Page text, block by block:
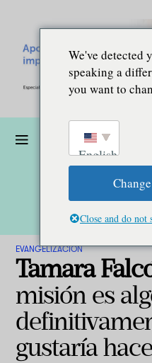
EVANGELIZACIÓN
Tamara
misión es
gustaría
We've detected
speaking a
you want to
English
Close and do not